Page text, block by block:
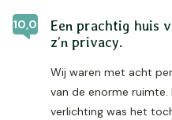
10,0
Een prachtig huis
z’n privacy.
Wij waren met acht
van de enorme
verlichting was het